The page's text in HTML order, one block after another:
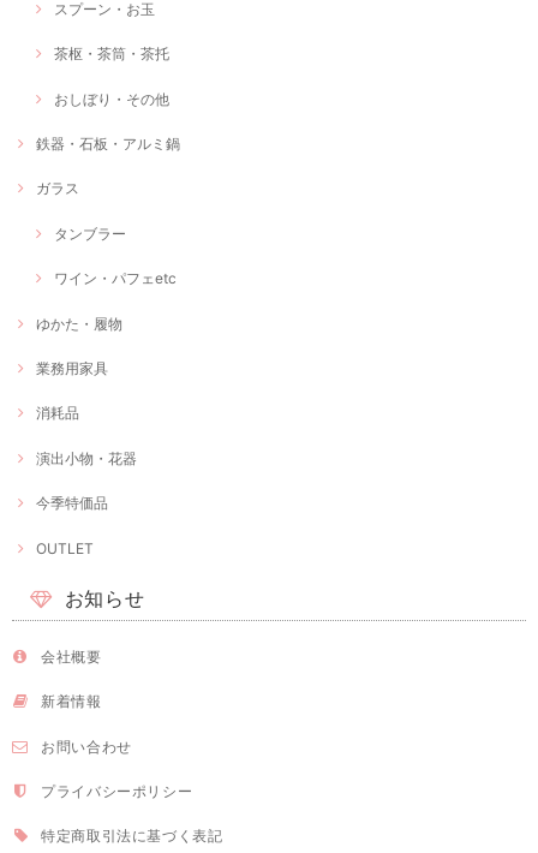
スプーン・お玉
茶枢・茶筒・茶托
おしぼり・その他
鉄器・石板・アルミ鍋
ガラス
タンブラー
ワイン・パフェetc
ゆかた・履物
業務用家具
消耗品
演出小物・花器
今季特価品
OUTLET
お知らせ
会社概要
新着情報
お問い合わせ
プライバシーポリシー
特定商取引法に基づく表記